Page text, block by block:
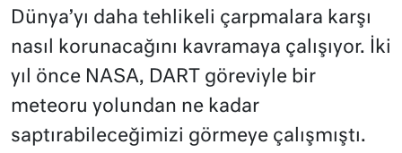
Dünya’yı daha tehlikeli çarpmalara karşı
nasıl korunacağını kavramaya çalışıyor. İki
yıl önce NASA, DART göreviyle bir
meteoru yolundan ne kadar
saptırabileceğimizi görmeye çalışmıştı.